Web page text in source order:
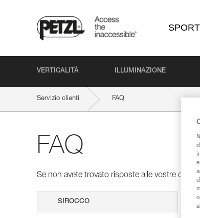
SPORT
VERTICALITÀ ILLUMINAZIONE
Servizio clienti FAQ
FAQ
Se non avete trovato risposte alle vostre